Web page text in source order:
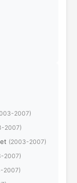
2007)
2007)
(2003-2007)
2007)
2007)